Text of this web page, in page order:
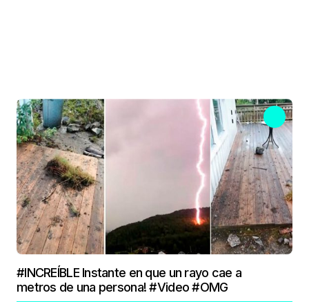
#INCREÍBLE Instante en que un rayo cae a
metros de una persona! #Video #OMG